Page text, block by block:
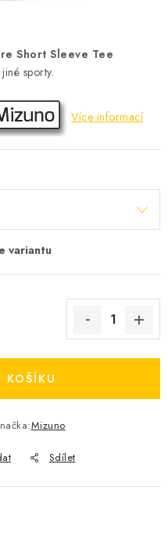
reklamovat
Short Sleeve Tee
sporty.
Více informací
KOŠÍKU
Mizuno
Sdílet